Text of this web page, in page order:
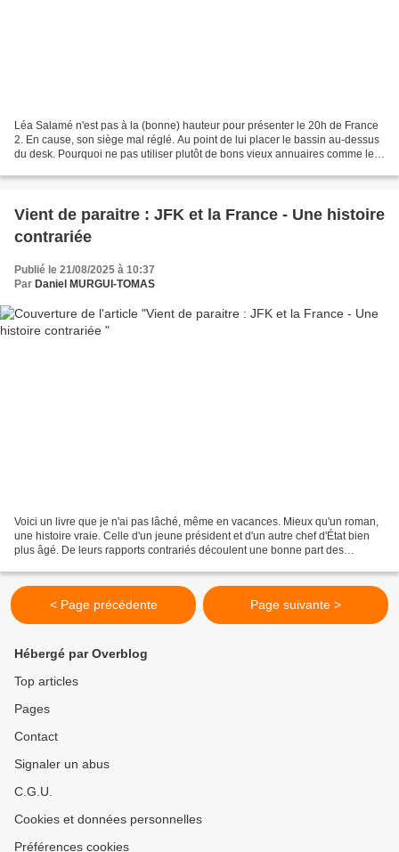
Léa Salamé n'est pas à la (bonne) hauteur pour présenter le 20h de France
2. En cause, son siège mal réglé. Au point de lui placer le bassin au-dessus
du desk. Pourquoi ne pas utiliser plutôt de bons vieux annuaires comme le
Vient de paraitre : JFK et la France - Une histoire
contrariée
Publié le 21/08/2025 à 10:37
Par Daniel MURGUI-TOMAS
Voici un livre que je n'ai pas lâché, même en vacances. Mieux qu'un roman,
une histoire vraie. Celle d'un jeune président et d'un autre chef d'État bien
plus âgé. De leurs rapports contrariés découlent une bonne part des
< Page précédente Page suivante >
Hébergé par Overblog
Top articles
Pages
Contact
Signaler un abus
C.G.U.
Cookies et données personnelles
Préférences cookies